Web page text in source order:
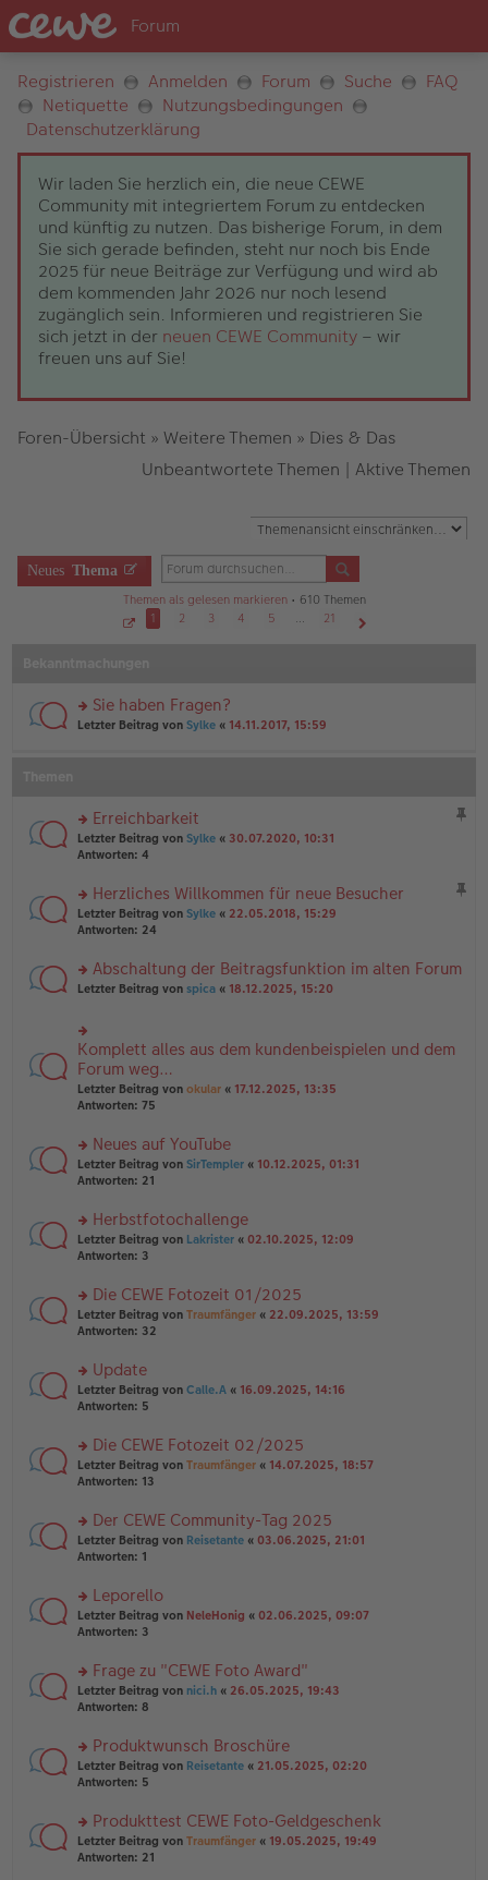
Registrieren Anmelden Forum Suche
FAQ
Netiquette
Nutzungsbedingungen
Datenschutzerklärung
Wir laden Sie herzlich ein, die neue CEWE
Community mit integriertem Forum zu entdecken
und künftig zu nutzen. Das bisherige Forum, in dem
Sie sich gerade befinden, steht nur noch bis Ende
2025 für neue Beiträge zur Verfügung und wird ab
dem kommenden Jahr 2026 nur noch lesend
zugänglich sein. Informieren und registrieren Sie
sich jetzt in der neuen CEWE Community – wir
freuen uns auf Sie!
Foren-Übersicht » Weitere Themen » Dies & Das
Unbeantwortete Themen | Aktive Themen
Neues Thema
Themen als gelesen markieren• 610 Themen
v
o
n
1 2 3 4 5 …
21
rs
el
es
e
er
B
ei
tr
g
Sie haben Fragen?
Letzter Beitrag von Sylke « 14.11.2017, 15:59
rs
te
n
g
el
e
n
ei
tr
a
g
Erreichbarkeit
Letzter Beitrag von Sylke « 30.07.2020, 10:31
Antworten: 4
rs
te
n
g
es
e
n
er
B
ei
a
g
Herzliches Willkommen für neue Besucher
Letzter Beitrag von Sylke « 22.05.2018, 15:29
Antworten: 24
rs
u
n
g
el
es
er
B
ei
a
g
Abschaltung der Beitragsfunktion im alten Forum
Letzter Beitrag von spica « 18.12.2025, 15:20
rs
te
r
u
n
el
es
e
B
ei
tr
g
Komplett alles aus dem kundenbeispielen und dem
Forum weg…
Letzter Beitrag von okular « 17.12.2025, 13:35
Antworten: 75
rs
te
n
g
el
e
n
er
tr
a
g
Neues auf YouTube
Letzter Beitrag von SirTempler « 10.12.2025, 01:31
Antworten: 21
rs
te
n
g
el
e
n
er
tr
a
g
Herbstfotochallenge
Letzter Beitrag von Lakrister « 02.10.2025, 12:09
Antworten: 3
rs
te
n
g
el
e
n
er
tr
a
g
Die CEWE Fotozeit 01/2025
Letzter Beitrag von Traumfänger « 22.09.2025, 13:59
Antworten: 32
rs
te
n
g
el
e
n
er
tr
a
g
Update
Letzter Beitrag von Calle.A « 16.09.2025, 14:16
Antworten: 5
rs
te
n
g
el
e
n
er
tr
a
g
Die CEWE Fotozeit 02/2025
Letzter Beitrag von Traumfänger « 14.07.2025, 18:57
Antworten: 13
rs
te
n
g
el
e
n
er
tr
a
g
Der CEWE Community-Tag 2025
Letzter Beitrag von Reisetante « 03.06.2025, 21:01
Antworten: 1
rs
te
n
g
el
e
n
er
tr
a
g
Leporello
Letzter Beitrag von NeleHonig « 02.06.2025, 09:07
Antworten: 3
rs
te
n
g
el
e
n
er
Frage zu "CEWE Foto Award"
Letzter Beitrag von nici.h « 26.05.2025, 19:43
Antworten: 8
rs
te
n
g
el
Produktwunsch Broschüre
Letzter Beitrag von Reisetante « 21.05.2025, 02:20
Antworten: 5
rs
te
Produkttest CEWE Foto-Geldgeschenk
Letzter Beitrag von Traumfänger « 19.05.2025, 19:49
Antworten: 21